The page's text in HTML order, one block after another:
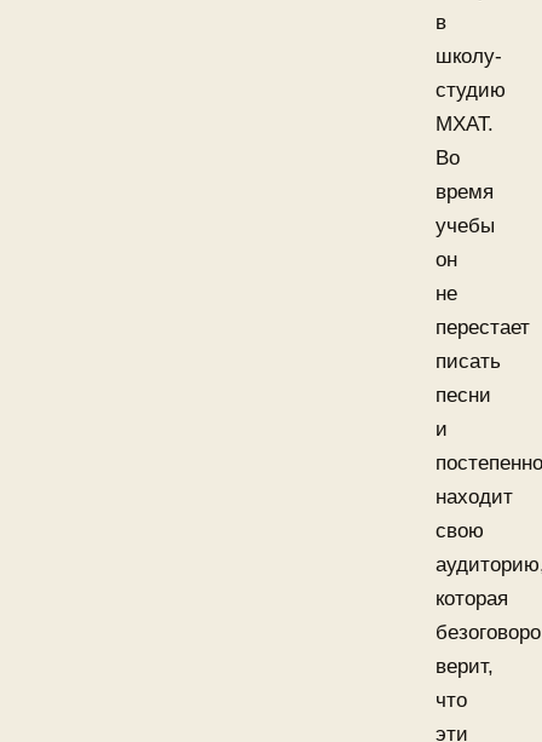
в
школу-
студию
МХАТ.
Во
время
учебы
он
не
перестает
писать
песни
и
постепенно
находит
свою
которая
верит,
что
эти